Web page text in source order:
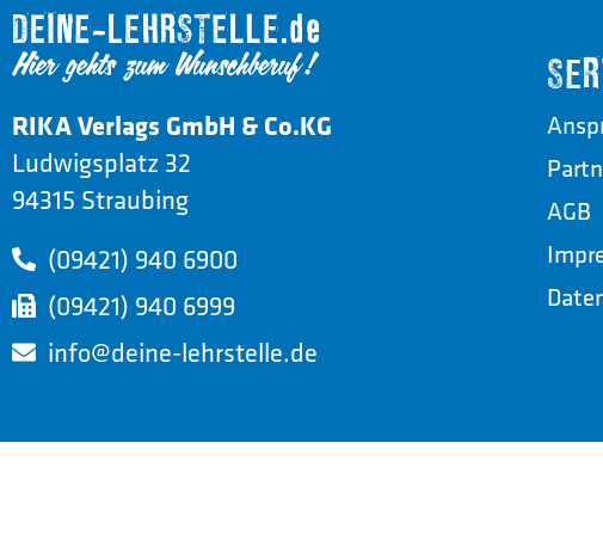
RIKA Verlags GmbH & Co.KG
Ludwigsplatz 32
94315 Straubing
(09421) 940 6900
(09421) 940 6999
info@deine-lehrstelle.de
AGB